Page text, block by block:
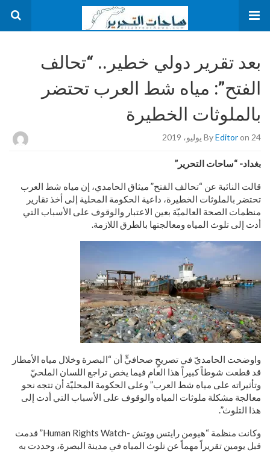
بعد تقرير دولي خطير.. “تحالف
الفتح”: مياه شط العرب تحتضر
بالملوثات الخطيرة
ByEditoron 24 يوليو، 2019
بغداد- “ساحات التحرير”
قالت النائبة عن “تحالف الفتح” ميثاق الحامدي، إن مياه شط العرب
تحتضر بالملوثات الخطيرة، داعية الحكومة المحلية إلى أخذ تقارير
منظمات الصحة العالميّة بعين الاعتبار والوقوف على الأسباب التي
أدت إلى تلوث المياه ومعالجتها بالطرق اللازمة.
واوضحت الحامديّ في تصريحٍ صحافيٍّ أن “البصرة وخلال مياه الأمطار
قد قطعت شوطاً كبيراً هذا العام فيما يخص تراجع اللسان الملحيّ
وتأثيراته على مياه شط العرب” وعلى الحكومة المحليّة أن تتجه نحو
معالجة مشكلة ملوثات المياه والوقوف على الأسباب التي أدت إلى
هذا التلوث”.
وكانت منظمة “هيومن رايتس ووتش -Human Rights Watch” قدمت
قبل يومين تقريراً مهماً عن تلوث المياه في مدينة البصرة، وحددت به